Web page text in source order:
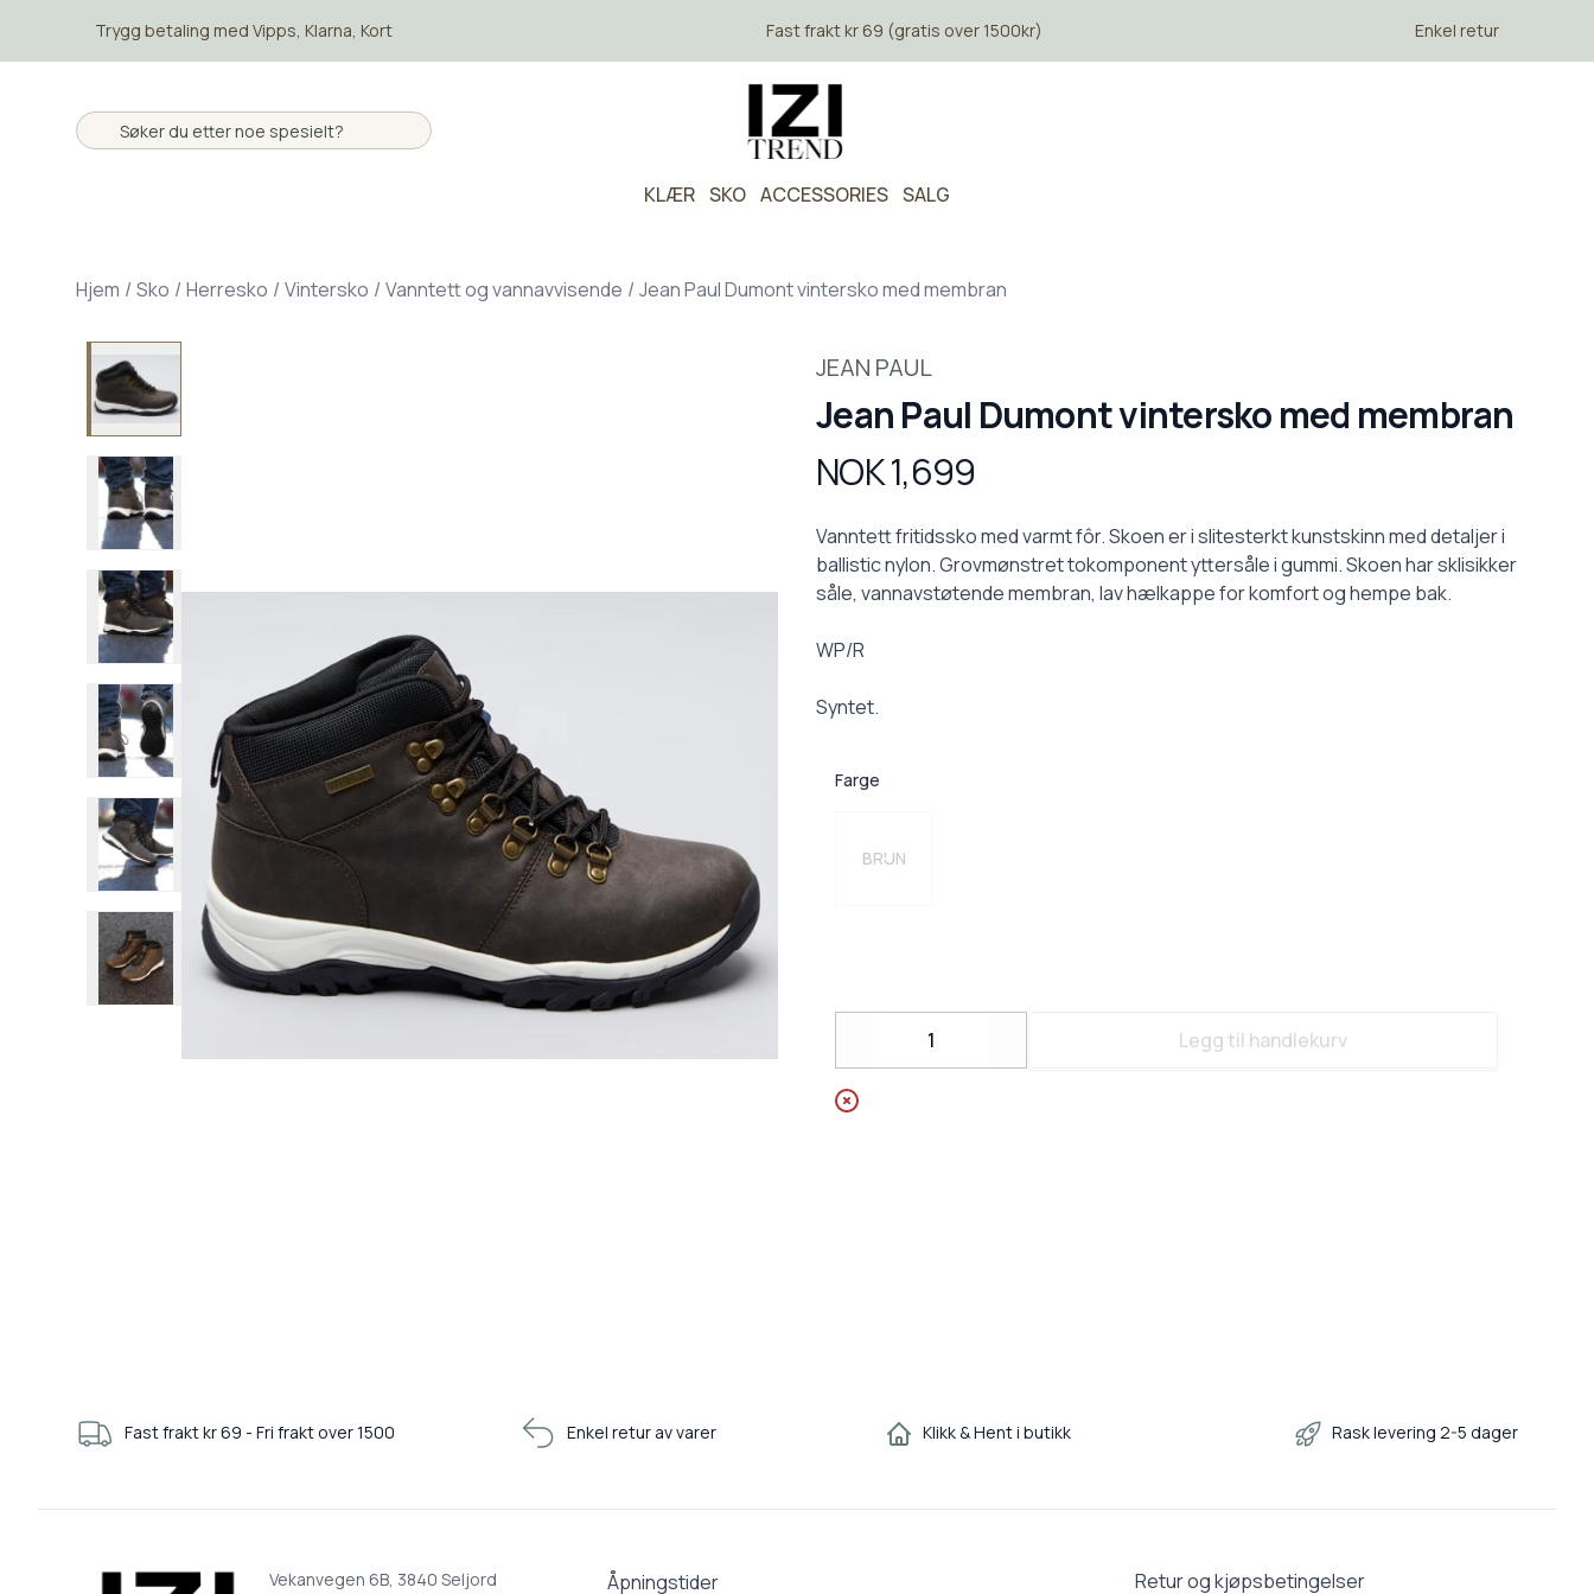
Trygg betaling med Vipps, Klarna, Kort Fast frakt kr 69 (gratis over 1500kr) Enkel retur
KLÆR SKO ACCESSORIES SALG
Hjem / Sko / Herresko / Vintersko / Vanntett og vannavvisende / Jean Paul Dumont vintersko med membran
JEAN PAUL
Jean Paul Dumont vintersko med membran
Produktdetaljer
NOK 1,699
Description
Vanntett fritidssko med varmt fôr. Skoen er i slitesterkt kunstskinn med detaljer i
ballistic nylon. Grovmønstret tokomponent yttersåle i gummi. Skoen har sklisikker
såle, vannavstøtende membran, lav hælkappe for komfort og hempe bak.
WP/R
Syntet.
Farge
BRUN
Decrease Legg til handlekurv
Fast frakt kr 69 - Fri frakt over 1500 Enkel retur av varer Klikk & Hent i butikk Rask levering 2-5 dager
Vekanvegen 6B, 3840 Seljord Åpningstider Retur og kjøpsbetingelser